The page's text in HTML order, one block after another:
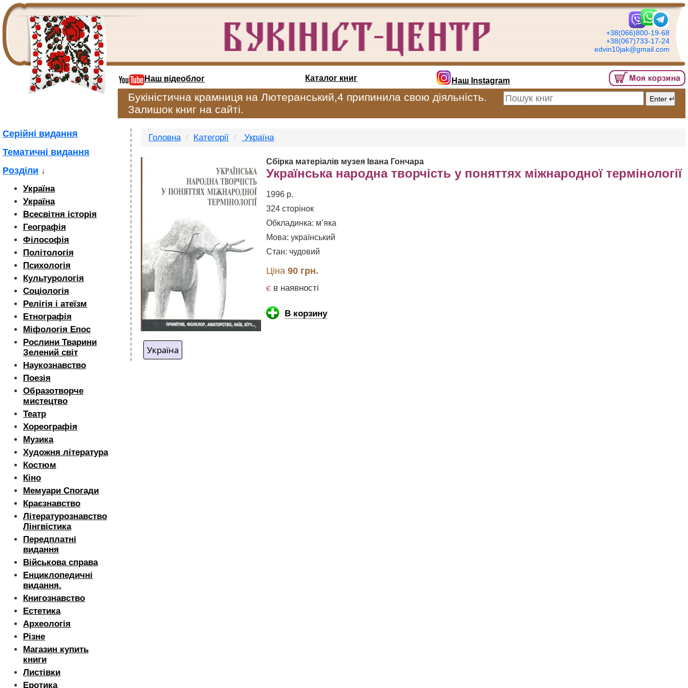
+38(066)800-19-68
+38(067)733-17-24
edvin10jak@gmail.com
Наш відеоблог Каталог книг Наш Instagram
Букіністична крамниця на Лютеранський,4 припинила свою діяльність.
Залишок книг на сайті.
Серійні видання
Тематичні видання
Розділи ↓
Україна
Україна
Всесвітня історія
Географія
Філософія
Політологія
Психологія
Культурологія
Соціологія
Релігія і атеїзм
Етнографія
Міфологія Епос
Рослини Тварини
Зелений світ
Наукознавство
Поезія
Образотворче
мистецтво
Театр
Хореографія
Музика
Художня література
Костюм
Кіно
Мемуари Спогади
Краєзнавство
Літературознавство
Лінгвістика
Передплатні
видання
Військова справа
Енциклопедичні
видання.
Книгознавство
Естетика
Археологія
Різне
Магазин купить
книги
Листівки
Еротика
Головна Категорії Україна
Сбірка матеріалів музея Івана Гончара
Українська народна творчість у поняттях міжнародної термінології
1996 р.
324 сторінок
Обкладинка: м’яка
Мова: український
Стан: чудовий
Ціна 90 грн.
є в наявності
В корзину
Україна